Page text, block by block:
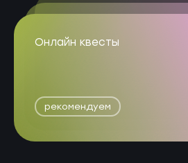
Онлайн квесты
рекомендуем